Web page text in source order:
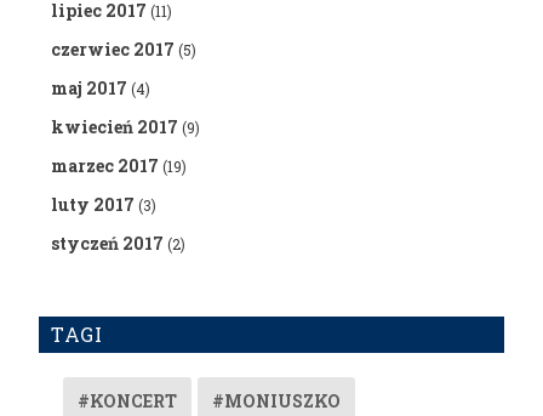
lipiec 2017 (11)
czerwiec 2017 (5)
maj 2017 (4)
kwiecień 2017 (9)
marzec 2017 (19)
luty 2017 (3)
styczeń 2017 (2)
TAGI
#KONCERT #MONIUSZKO